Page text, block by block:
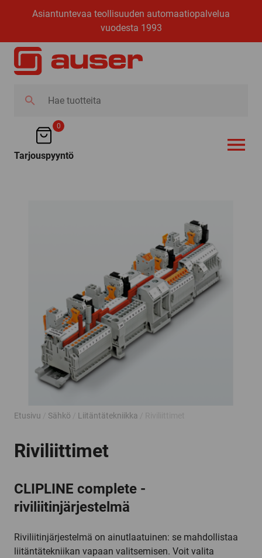
Asiantuntevaa teollisuuden automaatiopalvelua
vuodesta 1993
tuotteita
0
Tarjouspyyntö
Etusivu Sähkö Liitäntätekniikka
Riviliittimet
CLIPLINE complete -
riviliitinjärjestelmä
Riviliitinjärjestelmä on ainutlaatuinen: se mahdollistaa
liitäntätekniikan vapaan valitsemisen. Voit valita